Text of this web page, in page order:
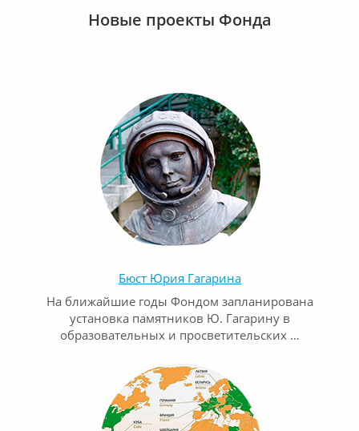
Новые проекты Фонда
Бюст Юрия Гагарина
На ближайшие годы Фондом запланирована
установка памятников Ю. Гагарину в
образовательных и просветительских …